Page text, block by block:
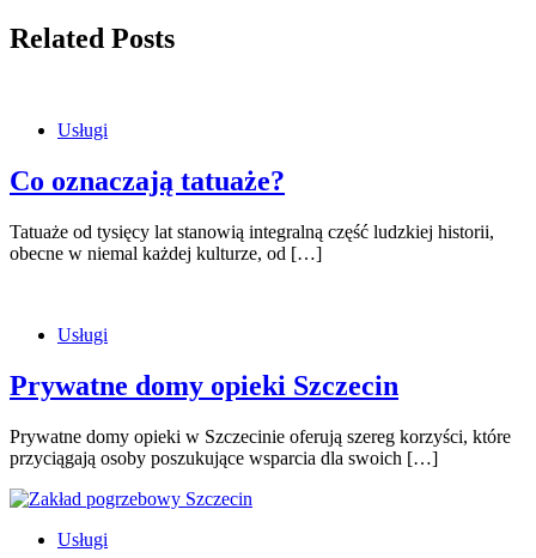
Related Posts
Usługi
Co oznaczają tatuaże?
Tatuaże od tysięcy lat stanowią integralną część ludzkiej historii,
obecne w niemal każdej kulturze, od […]
Usługi
Prywatne domy opieki Szczecin
Prywatne domy opieki w Szczecinie oferują szereg korzyści, które
przyciągają osoby poszukujące wsparcia dla swoich […]
Usługi